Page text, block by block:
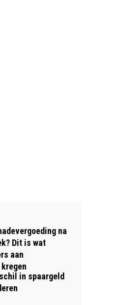
na
Dit is wat
aan
in spaargeld